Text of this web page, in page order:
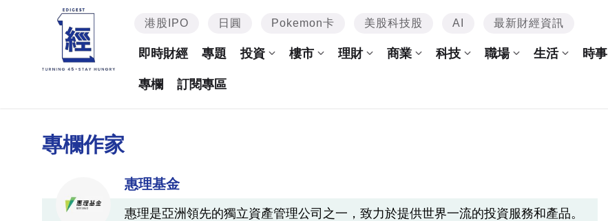
港股IPO 日圓 Pokemon卡 美股科技股 AI 最新財經資訊
即時財經 專題 投資 樓市 理財 商業 科技 職場 生活 時事
專欄 訂閱專區
專欄作家
惠理基金
惠理是亞洲領先的獨立資產管理公司之一，致力於提供世界一流的投資服務和產品。